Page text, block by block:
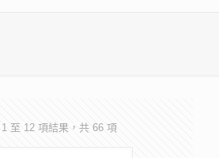
至 12 項結果，共 66 項